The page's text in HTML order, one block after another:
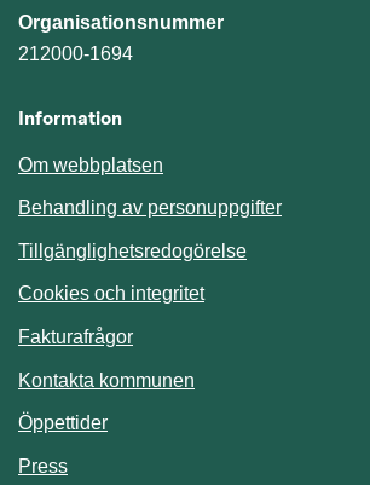
Organisationsnummer
212000-1694
Information
Om webbplatsen
Behandling av personuppgifter
Tillgänglighetsredogörelse
Cookies och integritet
Fakturafrågor
Kontakta kommunen
Öppettider
Press